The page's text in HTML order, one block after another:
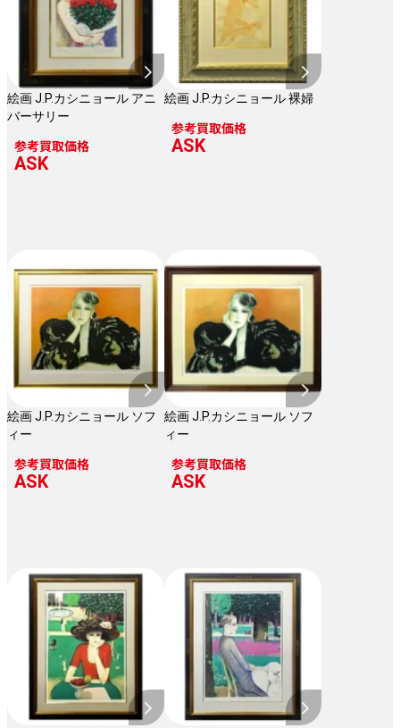
絵画 J.P.カシニョール アニ
バーサリー
参考買取価格
ASK
絵画 J.P.カシニョール 裸婦
参考買取価格
ASK
絵画 J.P.カシニョール ソフ
ィー
参考買取価格
ASK
絵画 J.P.カシニョール ソフ
ィー
参考買取価格
ASK